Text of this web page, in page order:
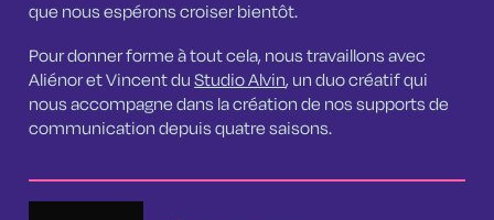
que nous espérons croiser bientôt.
Pour donner forme à tout cela, nous travaillons avec
Aliénor et Vincent duStudio Alvin, un duo créatif qui
nous accompagne dans la création de nos supports de
communication depuis quatre saisons.